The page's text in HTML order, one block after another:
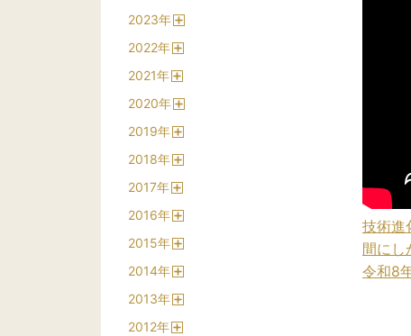
技術進
間にし
令和8
2023年
2022年
2021年
2020年
2019年
2018年
2017年
2016年
2015年
2014年
2013年
2012年